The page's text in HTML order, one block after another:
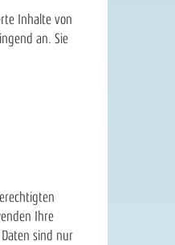
Inhalte von
an. Sie
Ihre
sind nur